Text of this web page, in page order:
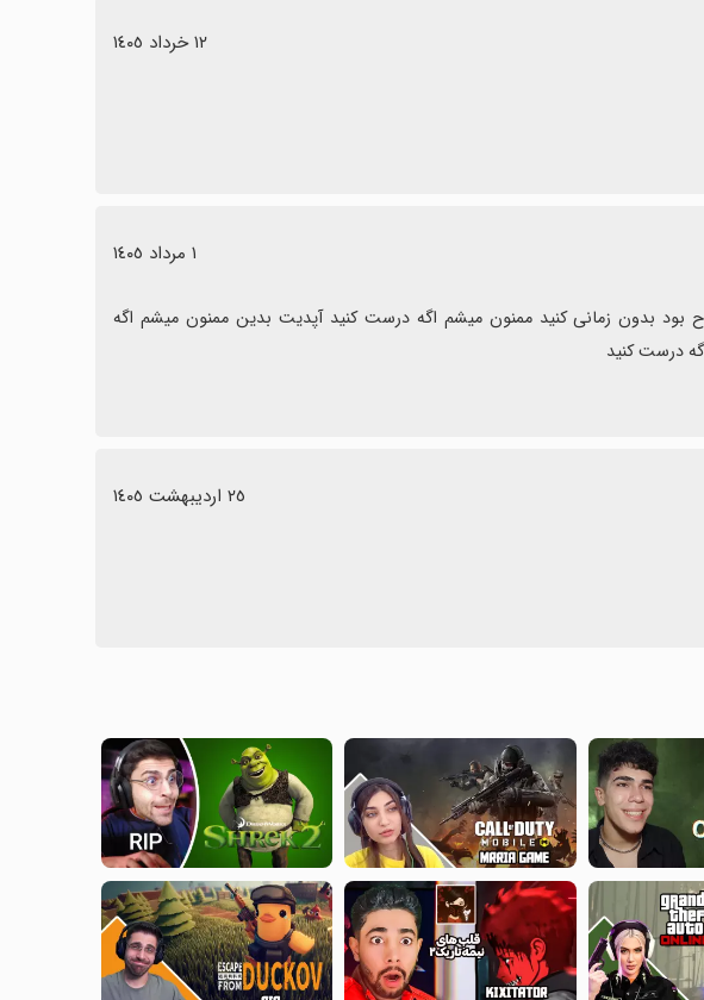
١٢ خرداد ١٤٠٥
١ مرداد ١٤٠٥
٢٥ اردیبهشت ١٤٠٥